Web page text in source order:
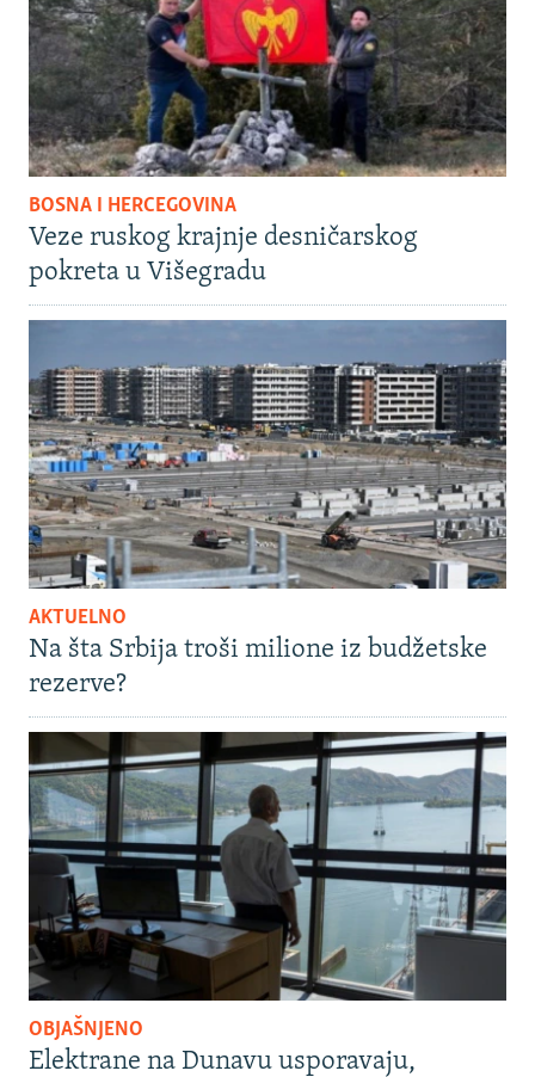
BOSNA I HERCEGOVINA
Veze ruskog krajnje desničarskog
pokreta u Višegradu
AKTUELNO
Na šta Srbija troši milione iz budžetske
rezerve?
OBJAŠNJENO
Elektrane na Dunavu usporavaju,